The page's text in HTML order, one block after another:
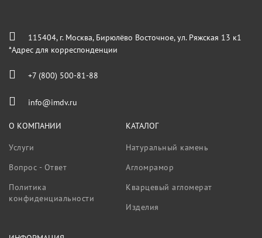
115404, г. Москва, Бирюлёво Восточное, ул. Ряжская 13 к1
*Адрес для корреспонденции
+7 (800) 500-81-88
info@imdv.ru
О КОМПАНИИ
Услуги
Вопрос - Ответ
Политика
конфиденциальности
КАТАЛОГ
Натуральный камень
Агломрамор
Кварцевый агломерат
Изделия